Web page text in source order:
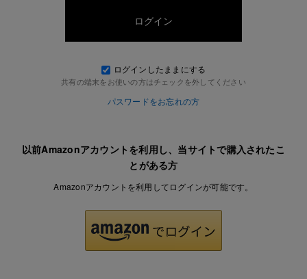
ログインしたままにする
共有の端末をお使いの方はチェックを外してください
パスワードをお忘れの方
以前Amazonアカウントを利用し、当サイトで購入されたこ
とがある方
Amazonアカウントを利用してログインが可能です。